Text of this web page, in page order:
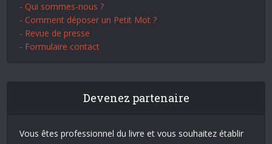
- Qui sommes-nous ?
- Comment déposer un Petit Mot ?
- Revue de presse
- Formulaire contact
Devenez partenaire
Vous êtes professionnel du livre et vous souhaitez établir